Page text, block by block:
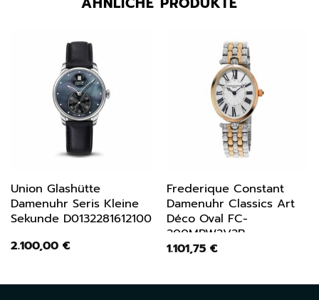
Union Glashütte
Damenuhr Seris Kleine
Sekunde D0132281612100
2.100,00 €
Frederique Constant
Damenuhr Classics Art
Déco Oval FC-
200MPW2V2B
1.101,75 €